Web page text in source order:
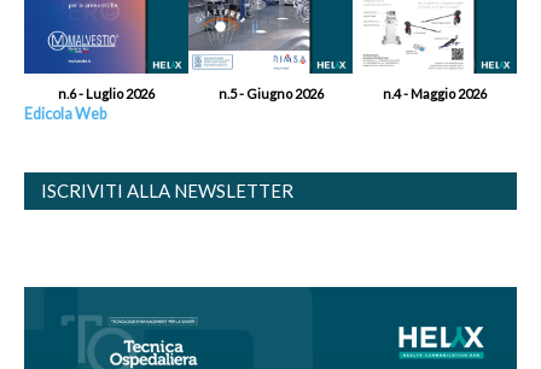
n.6 - Luglio 2026 n.5 - Giugno 2026 n.4 - Maggio 2026
Edicola Web
ISCRIVITI ALLA NEWSLETTER